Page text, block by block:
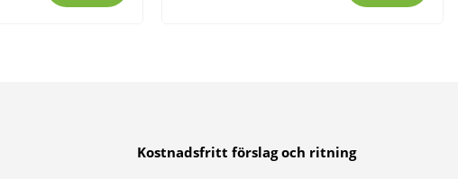
Kostnadsfritt förslag och ritning